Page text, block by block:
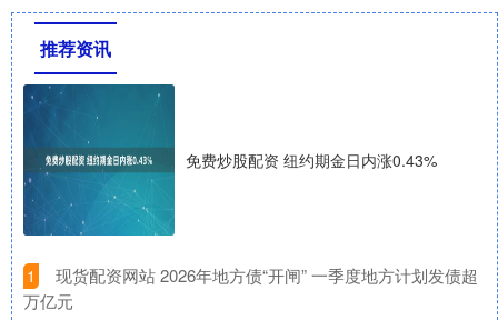
推荐资讯
免费炒股配资 纽约期金日内涨0.43%
1
​现货配资网站 2026年地方债“开闸” 一季度地方计划发债超
万亿元